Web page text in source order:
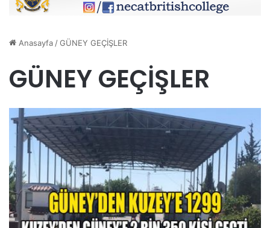
Anasayfa/GÜNEY GEÇİŞLER
GÜNEY GEÇİŞLER